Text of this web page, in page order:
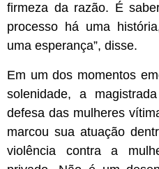
firmeza da razão. É
processo há uma
uma esperança”, disse.
Em um dos momentos
solenidade, a
defesa das mulheres
marcou sua atuação
violência contra a